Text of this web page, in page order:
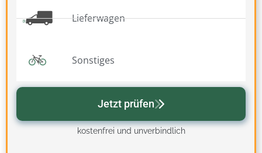
Lieferwagen
Sonstiges
Jetzt prüfen
kostenfrei und unverbindlich